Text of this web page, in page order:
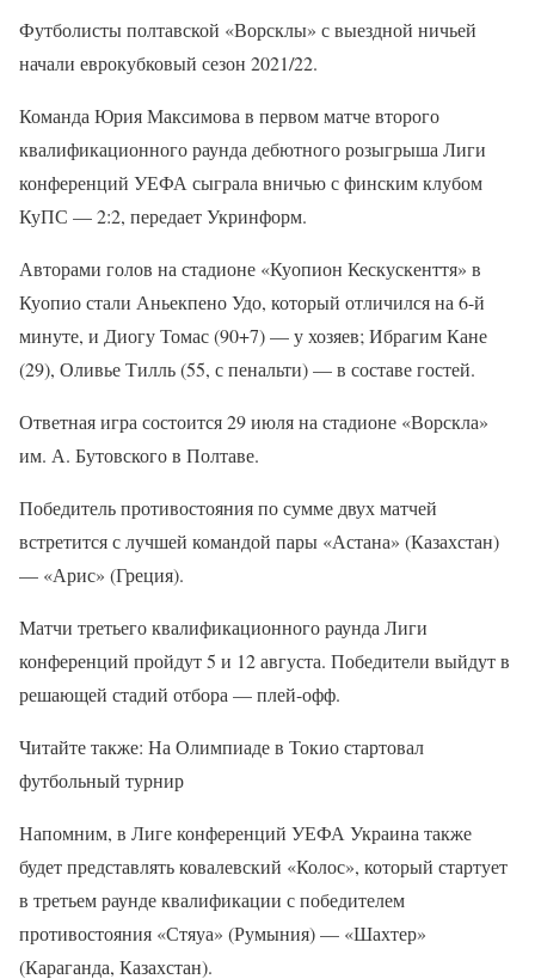
Футболисты полтавской «Ворсклы» с выездной ничьей
начали еврокубковый сезон 2021/22.
Команда Юрия Максимова в первом матче второго
квалификационного раунда дебютного розыгрыша Лиги
конференций УЕФА сыграла вничью с финским клубом
КуПС — 2:2, передает Укринформ.
Авторами голов на стадионе «Куопион Кескускенття» в
Куопио стали Аньекпено Удо, который отличился на 6-й
минуте, и Диогу Томас (90+7) — у хозяев; Ибрагим Кане
(29), Оливье Тилль (55, с пенальти) — в составе гостей.
Ответная игра состоится 29 июля на стадионе «Ворскла»
им. А. Бутовского в Полтаве.
Победитель противостояния по сумме двух матчей
встретится с лучшей командой пары «Астана» (Казахстан)
— «Арис» (Греция).
Матчи третьего квалификационного раунда Лиги
конференций пройдут 5 и 12 августа. Победители выйдут в
решающей стадий отбора — плей-офф.
Читайте также: На Олимпиаде в Токио стартовал
футбольный турнир
Напомним, в Лиге конференций УЕФА Украина также
будет представлять ковалевский «Колос», который стартует
в третьем раунде квалификации с победителем
противостояния «Стяуа» (Румыния) — «Шахтер»
(Караганда, Казахстан).